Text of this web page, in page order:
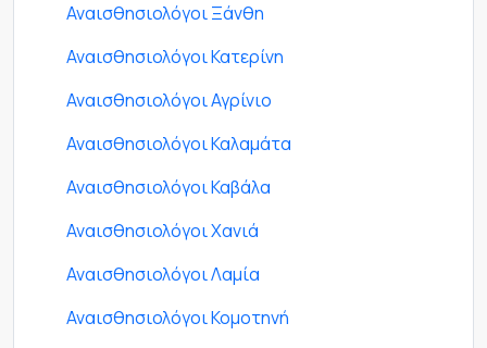
Αναισθησιολόγοι Ξάνθη
Αναισθησιολόγοι Κατερίνη
Αναισθησιολόγοι Αγρίνιο
Αναισθησιολόγοι Καλαμάτα
Αναισθησιολόγοι Καβάλα
Αναισθησιολόγοι Χανιά
Αναισθησιολόγοι Λαμία
Αναισθησιολόγοι Κομοτηνή